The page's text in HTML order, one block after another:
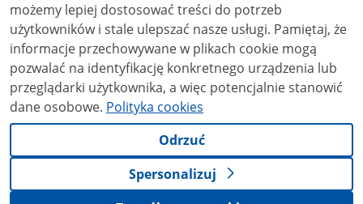
możemy lepiej dostosować treści do potrzeb
użytkowników i stale ulepszać nasze usługi. Pamiętaj, że
informacje przechowywane w plikach cookie mogą
pozwalać na identyfikację konkretnego urządzenia lub
przeglądarki użytkownika, a więc potencjalnie stanowić
dane osobowe. Polityka cookies
Odrzuć
Spersonalizuj